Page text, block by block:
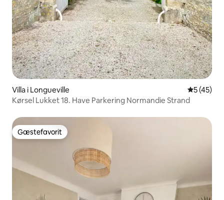
Villa i Longueville 5 ud af 5 i
5 (45)
Kørsel Lukket 18. Have Parkering Normandie Strand
Gæstefavorit
Gæstefavorit